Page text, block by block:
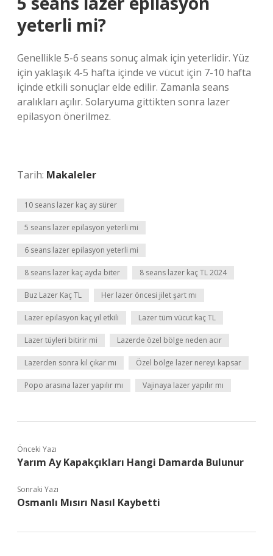
yeterli mi?
Genellikle 5-6 seans sonuç almak için yeterlidir. Yüz
için yaklaşık 4-5 hafta içinde ve vücut için 7-10 hafta
içinde etkili sonuçlar elde edilir. Zamanla seans
aralıkları açılır. Solaryuma gittikten sonra lazer
epilasyon önerilmez.
Tarih: Makaleler
10 seans lazer kaç ay sürer
5 seans lazer epilasyon yeterli mi
6 seans lazer epilasyon yeterli mi
8 seans lazer kaç ayda biter 8 seans lazer kaç TL 2024
Buz Lazer Kaç TL Her lazer öncesi jilet şart mı
Lazer epilasyon kaç yıl etkili Lazer tüm vücut kaç TL
Lazer tüyleri bitirir mi Lazerde özel bölge neden acır
Lazerden sonra kıl çıkar mı Özel bölge lazer nereyi kapsar
Popo arasına lazer yapılır mı Vajinaya lazer yapılır mı
Önceki Yazı
Yarım Ay Kapakçıkları Hangi Damarda Bulunur
Sonraki Yazı
Osmanlı Mısırı Nasıl Kaybetti